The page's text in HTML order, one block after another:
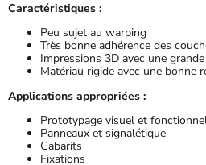
Caractéristiques :
Peu sujet au warping
Très bonne adhérence des
Impressions 3D avec une
Matériau rigide avec une bonne
Applications appropriées :
Prototypage visuel et
Panneaux et signalétique
Gabarits
Fixations